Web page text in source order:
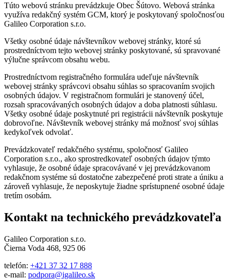
Túto webovú stránku prevádzkuje Obec Šútovo. Webová stránka
využíva redakčný systém GCM, ktorý je poskytovaný spoločnosťou
Galileo Corporation s.r.o.
Všetky osobné údaje návštevníkov webovej stránky, ktoré sú
prostredníctvom tejto webovej stránky poskytované, sú spravované
výlučne správcom obsahu webu.
Prostredníctvom registračného formulára udeľuje návštevník
webovej stránky správcovi obsahu súhlas so spracovaním svojich
osobných údajov. V registračnom formulári je stanovený účel,
rozsah spracovávaných osobných údajov a doba platnosti súhlasu.
Všetky osobné údaje poskytnuté pri registrácii návštevník poskytuje
dobrovoľne. Návštevník webovej stránky má možnosť svoj súhlas
kedykoľvek odvolať.
Prevádzkovateľ redakčného systému, spoločnosť Galileo
Corporation s.r.o., ako sprostredkovateľ osobných údajov týmto
vyhlasuje, že osobné údaje spracovávané v jej prevádzkovanom
redakčnom systéme sú dostatočne zabezpečené proti strate a úniku a
zároveň vyhlasuje, že neposkytuje žiadne sprístupnené osobné údaje
tretím osobám.
Kontakt na technického prevádzkovateľa
Galileo Corporation s.r.o.
Čierna Voda 468, 925 06
telefón: +421 37 32 17 888
e-mail: podpora@igalileo.sk